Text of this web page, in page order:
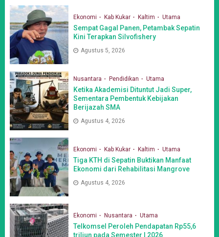
Ekonomi Kab Kukar Kaltim Utama
Sempat Gagal Panen, Petambak Sepatin
Kini Terapkan Silvofishery
Agustus 5, 2026
Nusantara Pendidikan Utama
Ketika Akademisi Dituntut Jadi Super,
Sementara Pembentuk Kebijakan
Berijazah SMA
Agustus 4, 2026
Ekonomi Kab Kukar Kaltim Utama
Tiga KTH di Sepatin Buktikan Manfaat
Ekonomi dari Rehabilitasi Mangrove
Agustus 4, 2026
Ekonomi Nusantara Utama
Telkomsel Peroleh Pendapatan Rp55,6
triliun pada Semester I 2026